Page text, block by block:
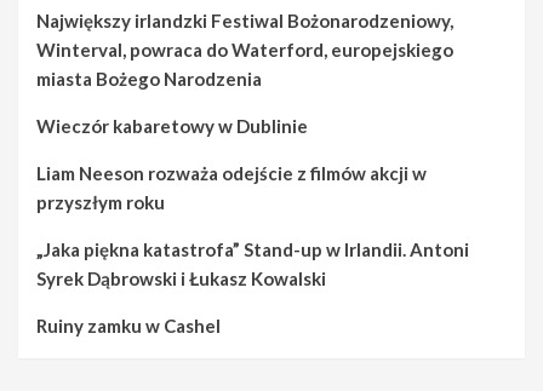
Największy irlandzki Festiwal Bożonarodzeniowy,
Winterval, powraca do Waterford, europejskiego
miasta Bożego Narodzenia
Wieczór kabaretowy w Dublinie
Liam Neeson rozważa odejście z filmów akcji w
przyszłym roku
„Jaka piękna katastrofa” Stand-up w Irlandii. Antoni
Syrek Dąbrowski i Łukasz Kowalski
Ruiny zamku w Cashel